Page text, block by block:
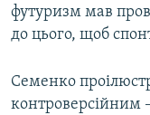
футуризм мав
до цього, щоб
Семенко
контроверсійним